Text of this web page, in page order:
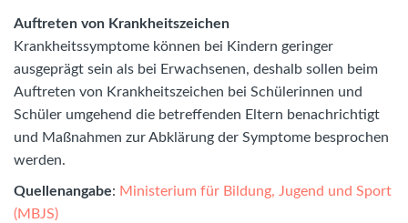
Auftreten von Krankheitszeichen
Krankheitssymptome können bei Kindern geringer
ausgeprägt sein als bei Erwachsenen, deshalb sollen beim
Auftreten von Krankheitszeichen bei Schülerinnen und
Schüler umgehend die betreffenden Eltern benachrichtigt
und Maßnahmen zur Abklärung der Symptome besprochen
werden.
Quellenangabe: Ministerium für Bildung, Jugend und Sport
(MBJS)